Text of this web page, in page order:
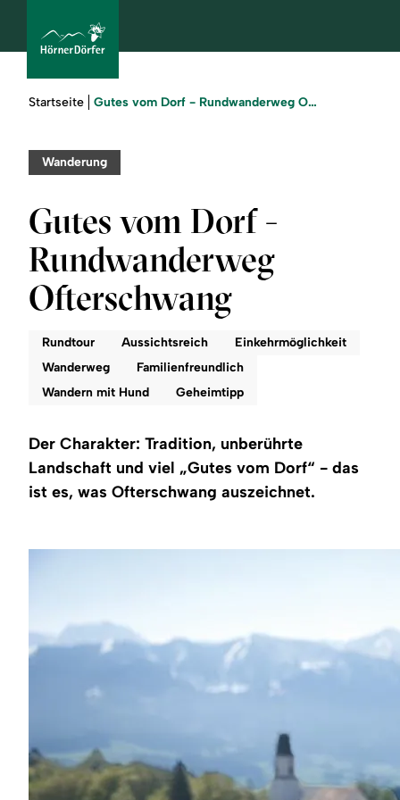
Urlaub
buchen
Sommer
Winter
Service
Sie
Startseite Gutes vom Dorf - Rundwanderweg Ofterschwang
Wanderung
Gutes vom Dorf -
Rundwanderweg
Ofterschwang
Rundtour Aussichtsreich
Einkehrmöglichkeit
Wanderweg
Familienfreundlich
Wandern mit Hund
Geheimtipp
Der Charakter: Tradition, unberührte
Landschaft und viel „Gutes vom Dorf“ - das
ist es, was Ofterschwang auszeichnet.